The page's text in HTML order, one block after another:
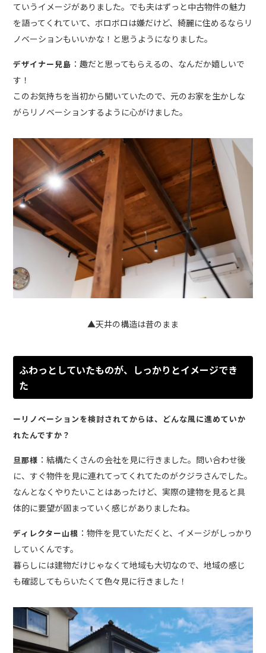
ていうイメージがありました。でも夫はずっと中古物件の魅力
を語ってくれていて、ボロボロは嫌だけど、綺麗に住めるならリ
ノベーションもいいかな！と思うようになりました。
デザイナー兒島 ：趣だと思ってもらえるの、なんだか嬉しいで
す！
このお気持ちを当初から聞いていたので、元のお家を生かしな
がらリノベーションするように心がけました。
▲天井の構造は昔のまま
ふわっとしていたものが、しっかりとイメージでき
た
ーリノベーションを検討されてからは、どんな風に進めていか
れたんですか？
旦那様 ：結構たくさんの会社を見に行きました。問い合わせ後
に、すぐ物件を見に連れてってくれてたのがクジラさんでした。
なんとなくやりたいことはあったけど、実際の建物を見ると具
体的に要望が固まっていく感じがありましたね。
ディレクター山根 ：物件を見ていただくと、イメージがしっかり
していくんです。
暮らしには建物だけじゃなくて地域も大切なので、地域の感じ
も確認してもらいたくて色々見に行きました！